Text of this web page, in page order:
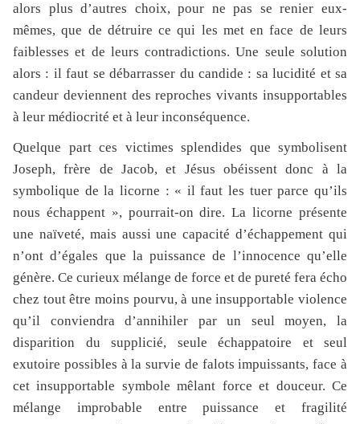
alors plus d’autres choix, pour ne pas se renier eux-
mêmes, que de détruire ce qui les met en face de leurs
faiblesses et de leurs contradictions. Une seule solution
alors : il faut se débarrasser du candide : sa lucidité et sa
candeur deviennent des reproches vivants insupportables
à leur médiocrité et à leur inconséquence.
Quelque part ces victimes splendides que symbolisent
Joseph, frère de Jacob, et Jésus obéissent donc à la
symbolique de la licorne : « il faut les tuer parce qu’ils
nous échappent », pourrait-on dire. La licorne présente
une naïveté, mais aussi une capacité d’échappement qui
n’ont d’égales que la puissance de l’innocence qu’elle
génère. Ce curieux mélange de force et de pureté fera écho
chez tout être moins pourvu, à une insupportable violence
qu’il conviendra d’annihiler par un seul moyen, la
disparition du supplicié, seule échappatoire et seul
exutoire possibles à la survie de falots impuissants, face à
cet insupportable symbole mêlant force et douceur. Ce
mélange improbable entre puissance et fragilité